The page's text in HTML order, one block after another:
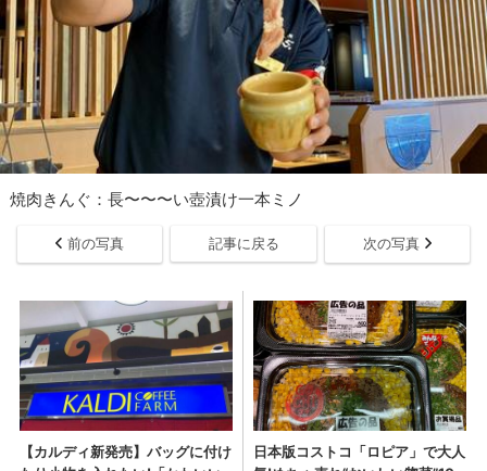
焼肉きんぐ：長〜〜〜い壺漬け一本ミノ
前の写真 記事に戻る 次の写真